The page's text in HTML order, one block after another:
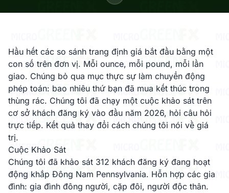
Hầu hết các so sánh trang định giá bắt đầu bằng một
con số trên đơn vị. Mỗi ounce, mỗi pound, mỗi lần
giao. Chúng bỏ qua mục thực sự làm chuyển động
phép toán: bao nhiêu thứ bạn đã mua kết thúc trong
thùng rác. Chúng tôi đã chạy một cuộc khảo sát trên
cơ sở khách đăng ký vào đầu năm 2026, hỏi câu hỏi
trực tiếp. Kết quả thay đổi cách chúng tôi nói về giá
trị.
Cuộc Khảo Sát
Chúng tôi đã khảo sát 312 khách đăng ký đang hoạt
động khắp Đông Nam Pennsylvania. Hỗn hợp các gia
đình: gia đình đông người, cặp đôi, người độc thân.